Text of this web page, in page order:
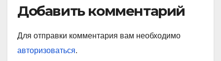
Добавить комментарий
Для отправки комментария вам необходимо
авторизоваться.